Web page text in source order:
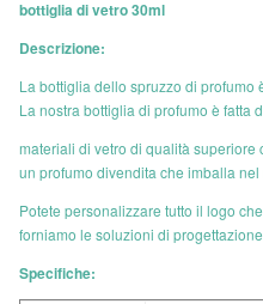
bottiglia di vetro 30ml
Descrizione:
La bottiglia dello spruzzo di profumo
La nostra bottiglia di profumo è fatta
materiali di vetro di qualità
un profumo divendita che imballa nel
Potete personalizzare tutto il logo
forniamo le soluzioni di
Specifiche: